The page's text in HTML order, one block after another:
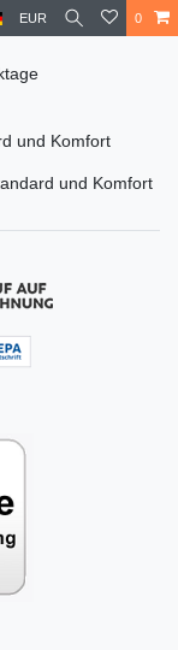
EUR 0
und Komfort
und Komfort